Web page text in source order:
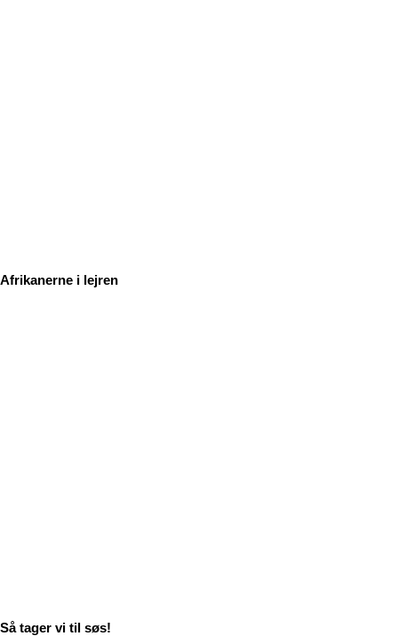
Afrikanerne i lejren
Så tager vi til søs!